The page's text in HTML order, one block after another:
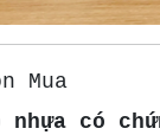
Mua
nhựa có